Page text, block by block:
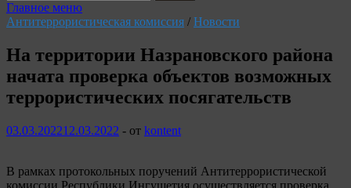
Главное меню
Антитеррористическая комиссия / Новости
На территории Назрановского района
начата проверка объектов возможных
террористических посягательств
03.03.202212.03.2022 - от kontent
В рамках протокольных поручений Антитеррористической
комиссии Республики Ингушетия осуществляется проверка